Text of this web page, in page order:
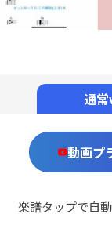
通
動画プ
楽譜タップで自